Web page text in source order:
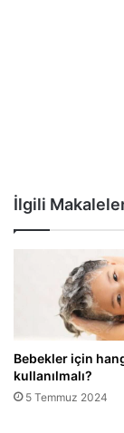
İlgili
Bebekler için
kullanılmalı?
5 Temmuz 2024